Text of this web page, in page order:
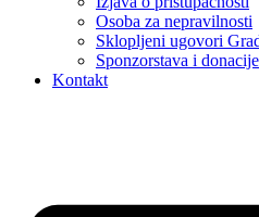
Osoba za nepravilnosti
Sklopljeni ugovori
Sponzorstava i donacije
Kontakt